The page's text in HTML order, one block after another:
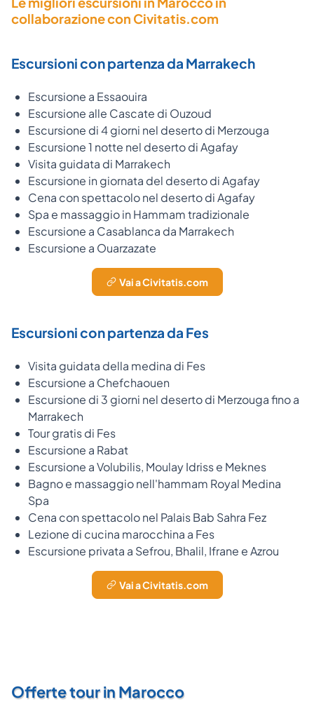
collaborazione con Civitatis.com
Escursioni con partenza da Marrakech
Escursione a Essaouira
Escursione alle Cascate di Ouzoud
Escursione di 4 giorni nel deserto di Merzouga
Escursione 1 notte nel deserto di Agafay
Visita guidata di Marrakech
Escursione in giornata del deserto di Agafay
Cena con spettacolo nel deserto di Agafay
Spa e massaggio in Hammam tradizionale
Escursione a Casablanca da Marrakech
Escursione a Ouarzazate
Vai a Civitatis.com
Escursioni con partenza da Fes
Visita guidata della medina di Fes
Escursione a Chefchaouen
Escursione di 3 giorni nel deserto di Merzouga fino a
Marrakech
Tour gratis di Fes
Escursione a Rabat
Escursione a Volubilis, Moulay Idriss e Meknes
Bagno e massaggio nell'hammam Royal Medina
Spa
Cena con spettacolo nel Palais Bab Sahra Fez
Lezione di cucina marocchina a Fes
Escursione privata a Sefrou, Bhalil, Ifrane e Azrou
Vai a Civitatis.com
Offerte tour in Marocco